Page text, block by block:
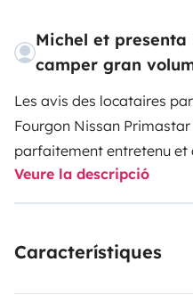
Michel et
camper gran
Les avis des locataires
Fourgon Nissan
parfaitement entretenu et
~ Courroie de
plaquettes de freinage,
Veure la descripció
Característiques